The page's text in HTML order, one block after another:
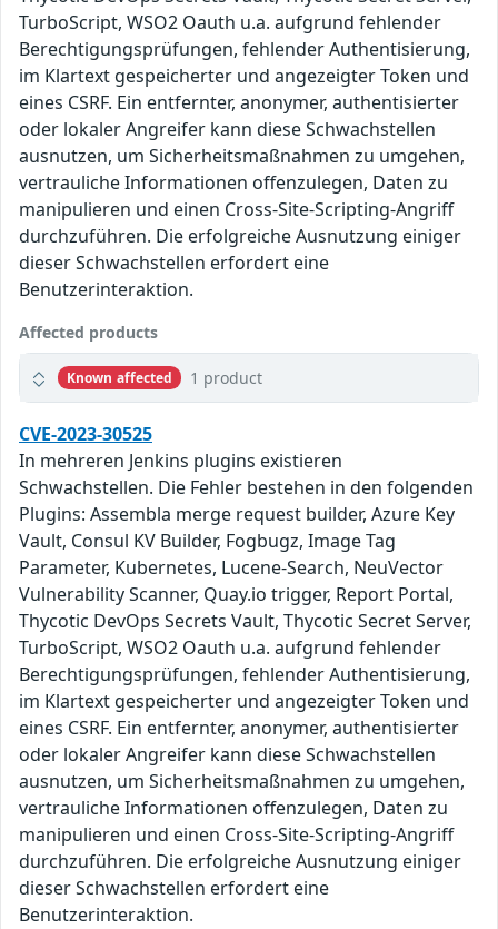
TurboScript, WSO2 Oauth u.a. aufgrund fehlender
Berechtigungsprüfungen, fehlender Authentisierung,
im Klartext gespeicherter und angezeigter Token und
eines CSRF. Ein entfernter, anonymer, authentisierter
oder lokaler Angreifer kann diese Schwachstellen
ausnutzen, um Sicherheitsmaßnahmen zu umgehen,
vertrauliche Informationen offenzulegen, Daten zu
manipulieren und einen Cross-Site-Scripting-Angriff
durchzuführen. Die erfolgreiche Ausnutzung einiger
dieser Schwachstellen erfordert eine
Benutzerinteraktion.
Affected products
Known affected 1 product
CVE-2023-30525
In mehreren Jenkins plugins existieren
Schwachstellen. Die Fehler bestehen in den folgenden
Plugins: Assembla merge request builder, Azure Key
Vault, Consul KV Builder, Fogbugz, Image Tag
Parameter, Kubernetes, Lucene-Search, NeuVector
Vulnerability Scanner, Quay.io trigger, Report Portal,
Thycotic DevOps Secrets Vault, Thycotic Secret Server,
TurboScript, WSO2 Oauth u.a. aufgrund fehlender
Berechtigungsprüfungen, fehlender Authentisierung,
im Klartext gespeicherter und angezeigter Token und
eines CSRF. Ein entfernter, anonymer, authentisierter
oder lokaler Angreifer kann diese Schwachstellen
ausnutzen, um Sicherheitsmaßnahmen zu umgehen,
vertrauliche Informationen offenzulegen, Daten zu
manipulieren und einen Cross-Site-Scripting-Angriff
durchzuführen. Die erfolgreiche Ausnutzung einiger
dieser Schwachstellen erfordert eine
Benutzerinteraktion.